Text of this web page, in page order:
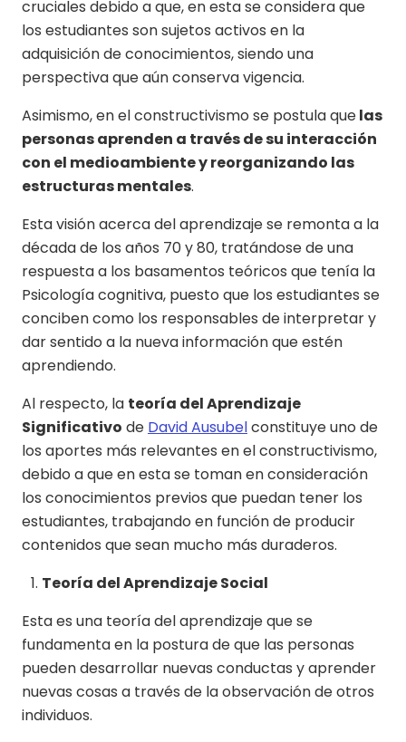
cruciales debido a que, en esta se considera que
los estudiantes son sujetos activos en la
adquisición de conocimientos, siendo una
perspectiva que aún conserva vigencia.
Asimismo, en el constructivismo se postula quelas
personas aprenden a través de su interacción
con el medioambiente y reorganizando las
estructuras mentales.
Esta visión acerca del aprendizaje se remonta a la
década de los años 70 y 80, tratándose de una
respuesta a los basamentos teóricos que tenía la
Psicología cognitiva, puesto que los estudiantes se
conciben como los responsables de interpretar y
dar sentido a la nueva información que estén
aprendiendo.
Al respecto, la teoría del Aprendizaje
Significativo de David Ausubelconstituye uno de
los aportes más relevantes en el constructivismo,
debido a que en esta se toman en consideración
los conocimientos previos que puedan tener los
estudiantes, trabajando en función de producir
contenidos que sean mucho más duraderos.
Teoría del Aprendizaje Social
Esta es una teoría del aprendizaje que se
fundamenta en la postura de que las personas
pueden desarrollar nuevas conductas y aprender
nuevas cosas a través de la observación de otros
individuos.